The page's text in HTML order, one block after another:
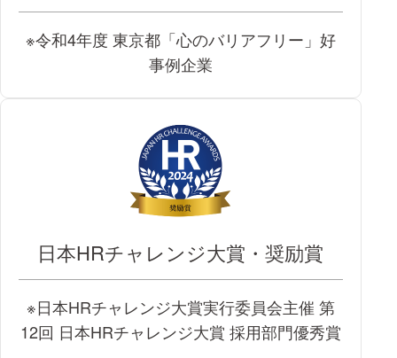
※令和4年度 東京都「心のバリアフリー」好
事例企業
日本HRチャレンジ大賞・奨励賞
※日本HRチャレンジ大賞実行委員会主催 第
12回 日本HRチャレンジ大賞 採用部門優秀賞